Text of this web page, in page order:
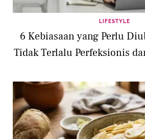
LIFESTYLE
6 Kebiasaan yang Perlu
Tidak Terlalu Perfeksionis